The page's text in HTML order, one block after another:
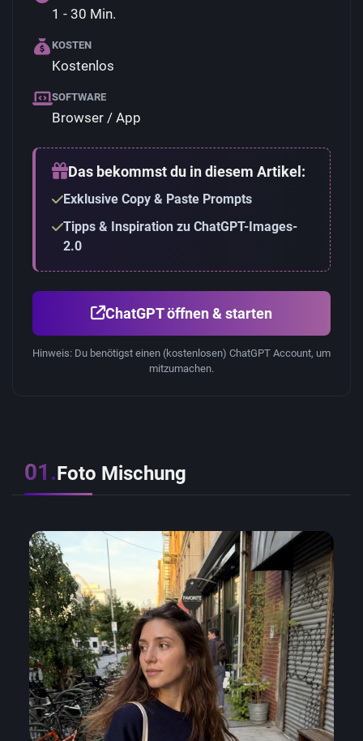
1 - 30 Min.
KOSTEN
Kostenlos
SOFTWARE
Browser / App
Das bekommst du in diesem Artikel:
Exklusive Copy & Paste Prompts
Tipps & Inspiration zu ChatGPT-Images-
2.0
ChatGPT öffnen & starten
Hinweis: Du benötigst einen (kostenlosen) ChatGPT Account, um
mitzumachen.
01.Foto Mischung